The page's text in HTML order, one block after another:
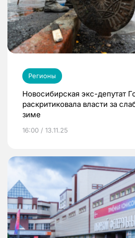
Регионы
Новосибирская экс-депутат
раскритиковала власти за
зиме
16:00 / 13.11.25